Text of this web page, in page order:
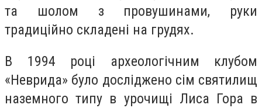
та шолом з провушинами, руки
традиційно складені на грудях.
В 1994 році археологічним клубом
«Неврида» було досліджено сім святилищ
наземного типу в урочищі Лиса Гора в